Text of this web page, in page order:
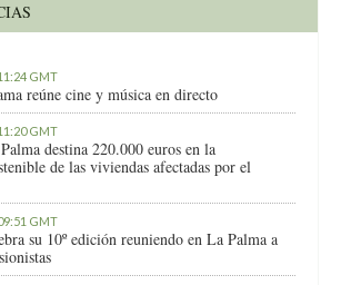
GMT
reúne cine y música en directo
GMT
destina 220.000 euros en la
de las viviendas afectadas por el
GMT
su 10º edición reuniendo en La Palma a